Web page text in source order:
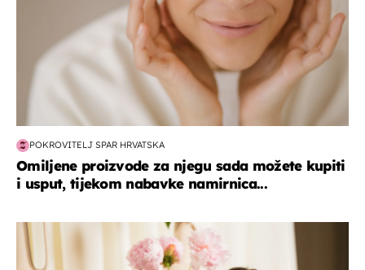
POKROVITELJ SPAR HRVATSKA
Omiljene proizvode za njegu sada možete kupiti
i usput, tijekom nabavke namirnica...
moda & ljepota